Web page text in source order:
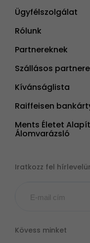
Ügyfélszolgálat
Rólunk
Partnereknek
Szállásos
Kívánságlista
Raiffeisen
Ments Életet
Álomvarázsló
Iratkozz fel
Kövess minket